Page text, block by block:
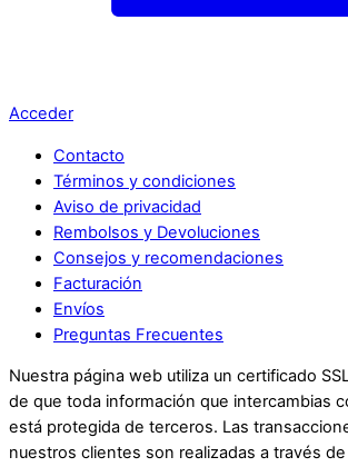
Acceder
Contacto
Términos y condiciones
Aviso de privacidad
Rembolsos y Devoluciones
Consejos y recomendaciones
Facturación
Envíos
Preguntas Frecuentes
Nuestra página web utiliza un certificado
de que toda información que intercambias
está protegida de terceros. Las
nuestros clientes son realizadas a través